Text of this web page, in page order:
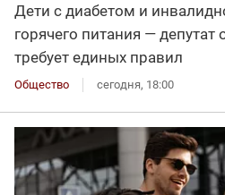
Дети с диабетом и
горячего питания — депутат
требует единых правил
Общество сегодня, 18:00